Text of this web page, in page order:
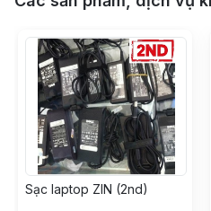
Sạc laptop ZIN (2nd)